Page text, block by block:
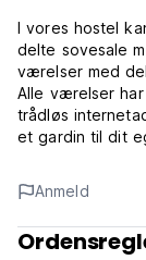
I vores hostel
delte sovesale
værelser med
Alle værelser
trådløs
et gardin til dit
Det moderne,
et cafeområde,
samvær for at
Anmeld